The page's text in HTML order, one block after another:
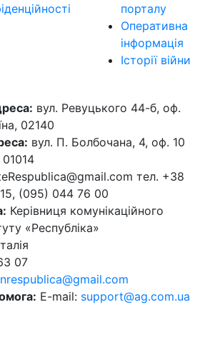
порталу
Оперативна
інформація
Історії війни
вул. Ревуцького 44-б, оф.
02140
вул. П. Болбочана, 4, оф. 10
01014
тел. +38
(095) 044 76 00
Керівниця комунікаційного
«Республіка»
07
E-mail: support@ag.com.ua